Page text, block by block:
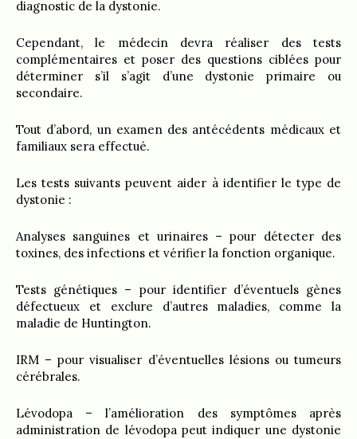
diagnostic de la dystonie.
Cependant, le médecin devra réaliser des tests
complémentaires et poser des questions ciblées pour
déterminer s’il s’agit d’une dystonie primaire ou
secondaire.
Tout d’abord, un examen des antécédents médicaux et
familiaux sera effectué.
Les tests suivants peuvent aider à identifier le type de
dystonie :
Analyses sanguines et urinaires – pour détecter des
toxines, des infections et vérifier la fonction organique.
Tests génétiques – pour identifier d’éventuels gènes
défectueux et exclure d’autres maladies, comme la
maladie de Huntington.
IRM – pour visualiser d’éventuelles lésions ou tumeurs
cérébrales.
Lévodopa – l’amélioration des symptômes après
administration de lévodopa peut indiquer une dystonie